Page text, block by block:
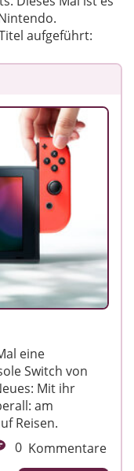
aufgeführt:
eine
Switch von
Mit ihr
am
Reisen.
0 Kommentare